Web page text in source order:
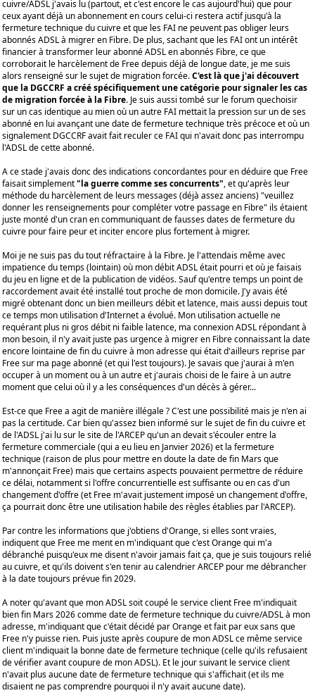
cuivre/ADSL j'avais lu (partout, et c'est encore le cas aujourd'hui) que pour
ceux ayant déjà un abonnement en cours celui-ci restera actif jusqu'à la
fermeture technique du cuivre et que les FAI ne peuvent pas obliger leurs
abonnés ADSL à migrer en Fibre. De plus, sachant que les FAI ont un intérêt
financier à transformer leur abonné ADSL en abonnés Fibre, ce que
corroborait le harcèlement de Free depuis déjà de longue date, je me suis
alors renseigné sur le sujet de migration forcée.C'est là que j'ai découvert
que la DGCCRF a créé spécifiquement une catégorie pour signaler les cas
de migration forcée à la Fibre. Je suis aussi tombé sur le forum quechoisir
sur un cas identique au mien où un autre FAI mettait la pression sur un de ses
abonné en lui avançant une date de fermeture technique très précoce et où un
signalement DGCCRF avait fait reculer ce FAI qui n'avait donc pas interrompu
l'ADSL de cette abonné.
A ce stade j'avais donc des indications concordantes pour en déduire que Free
faisait simplement"la guerre comme ses concurrents", et qu'après leur
méthode du harcèlement de leurs messages (déjà assez anciens) "veuillez
donner les renseignements pour compléter votre passage en Fibre" ils étaient
juste monté d'un cran en communiquant de fausses dates de fermeture du
cuivre pour faire peur et inciter encore plus fortement à migrer.
Moi je ne suis pas du tout réfractaire à la Fibre. Je l'attendais même avec
impatience du temps (lointain) où mon débit ADSL était pourri et où je faisais
du jeu en ligne et de la publication de vidéos. Sauf qu'entre temps un point de
raccordement avait été installé tout proche de mon domicile. J'y avais été
migré obtenant donc un bien meilleurs débit et latence, mais aussi depuis tout
ce temps mon utilisation d'Internet a évolué. Mon utilisation actuelle ne
requérant plus ni gros débit ni faible latence, ma connexion ADSL répondant à
mon besoin, il n'y avait juste pas urgence à migrer en Fibre connaissant la date
encore lointaine de fin du cuivre à mon adresse qui était d'ailleurs reprise par
Free sur ma page abonné (et qui l'est toujours). Je savais que j'aurai à m'en
occuper à un moment ou à un autre et j'aurais choisi de le faire à un autre
moment que celui où il y a les conséquences d'un décès à gérer...
Est-ce que Free a agit de manière illégale ? C'est une possibilité mais je n'en ai
pas la certitude. Car bien qu'assez bien informé sur le sujet de fin du cuivre et
de l'ADSL j'ai lu sur le site de l'ARCEP qu'un an devait s'écouler entre la
fermeture commerciale (qui a eu lieu en Janvier 2026) et la fermeture
technique (raison de plus pour mettre en doute la date de fin Mars que
m'annonçait Free) mais que certains aspects pouvaient permettre de réduire
ce délai, notamment si l'offre concurrentielle est suffisante ou en cas d'un
changement d'offre (et Free m'avait justement imposé un changement d'offre,
ça pourrait donc être une utilisation habile des règles établies par l'ARCEP).
Par contre les informations que j'obtiens d'Orange, si elles sont vraies,
indiquent que Free me ment en m'indiquant que c'est Orange qui m'a
débranché puisqu'eux me disent n'avoir jamais fait ça, que je suis toujours relié
au cuivre, et qu'ils doivent s'en tenir au calendrier ARCEP pour me débrancher
à la date toujours prévue fin 2029.
A noter qu'avant que mon ADSL soit coupé le service client Free m'indiquait
bien fin Mars 2026 comme date de fermeture technique du cuivre/ADSL à mon
adresse, m'indiquant que c'était décidé par Orange et fait par eux sans que
Free n'y puisse rien. Puis juste après coupure de mon ADSL ce même service
client m'indiquait la bonne date de fermeture technique (celle qu'ils refusaient
de vérifier avant coupure de mon ADSL). Et le jour suivant le service client
n'avait plus aucune date de fermeture technique qui s'affichait (et ils me
disaient ne pas comprendre pourquoi il n'y avait aucune date).